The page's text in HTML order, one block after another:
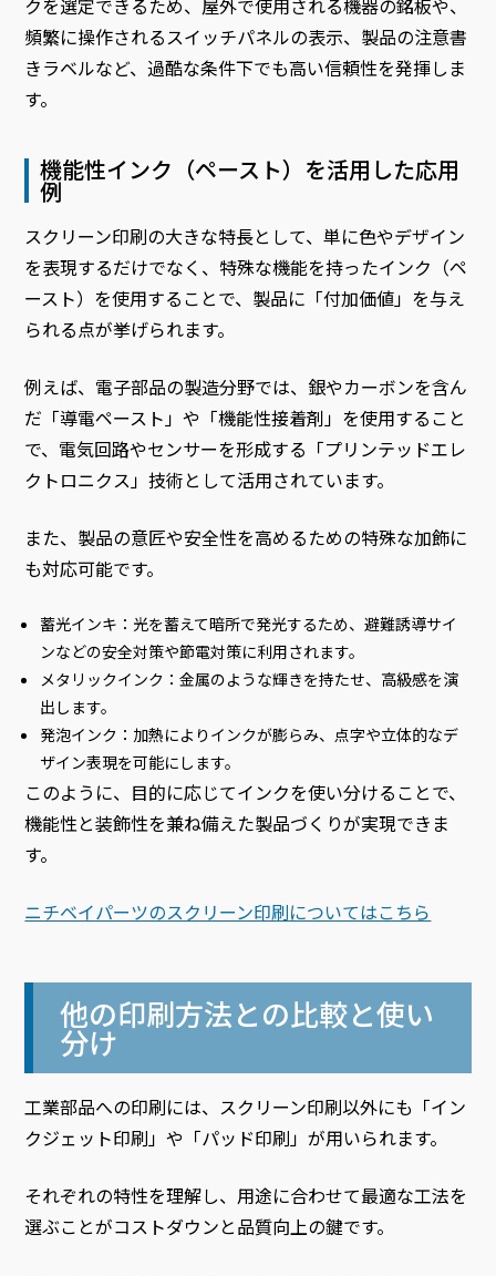
クを選定できるため、屋外で使用される機器の銘板や、
頻繁に操作されるスイッチパネルの表示、製品の注意書
きラベルなど、過酷な条件下でも高い信頼性を発揮しま
す。
機能性インク（ペースト）を活用した応用
例
スクリーン印刷の大きな特長として、単に色やデザイン
を表現するだけでなく、特殊な機能を持ったインク（ペ
ースト）を使用することで、製品に「付加価値」を与え
られる点が挙げられます。
例えば、電子部品の製造分野では、銀やカーボンを含ん
だ「導電ペースト」や「機能性接着剤」を使用すること
で、電気回路やセンサーを形成する「プリンテッドエレ
クトロニクス」技術として活用されています。
また、製品の意匠や安全性を高めるための特殊な加飾に
も対応可能です。
蓄光インキ：光を蓄えて暗所で発光するため、避難誘導サイ
ンなどの安全対策や節電対策に利用されます。
メタリックインク：金属のような輝きを持たせ、高級感を演
出します。
発泡インク：加熱によりインクが膨らみ、点字や立体的なデ
ザイン表現を可能にします。
このように、目的に応じてインクを使い分けることで、
機能性と装飾性を兼ね備えた製品づくりが実現できま
す。
ニチベイパーツのスクリーン印刷についてはこちら
他の印刷方法との比較と使い
分け
工業部品への印刷には、スクリーン印刷以外にも「イン
クジェット印刷」や「パッド印刷」が用いられます。
それぞれの特性を理解し、用途に合わせて最適な工法を
選ぶことがコストダウンと品質向上の鍵です。